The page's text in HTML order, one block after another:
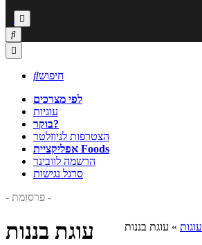



חיפוש
לפי מצרכים
עוגיות
בוקר?
הצטרפות לניוזלטר
אפליקציית Foods
הרשמה לוובינר
סרגל נגישות
- פרסומת -
עוגות » עוגת בננות עוגת בננות